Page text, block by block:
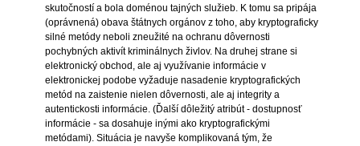
skutočností a bola doménou tajných služieb. K tomu sa pripája
(oprávnená) obava štátnych orgánov z toho, aby kryptograficky
silné metódy neboli zneužité na ochranu dôvernosti
pochybných aktivít kriminálnych živlov. Na druhej strane si
elektronický obchod, ale aj využívanie informácie v
elektronickej podobe vyžaduje nasadenie kryptografických
metód na zaistenie nielen dôvernosti, ale aj integrity a
autentickosti informácie. (Ďalší dôležitý atribút - dostupnosť
informácie - sa dosahuje inými ako kryptografickými
metódami). Situácia je navyše komplikovaná tým, že